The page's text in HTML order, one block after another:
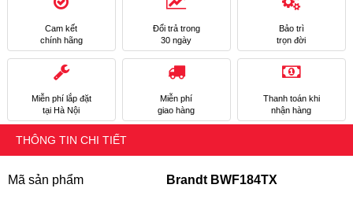
Cam kết
chính hãng
Đổi trả trong
30 ngày
Bảo trì
trọn đời
Miễn phí lắp đặt
tại Hà Nội
Miễn phí
giao hàng
Thanh toán khi
nhận hàng
THÔNG TIN CHI TIẾT
Mã sản phẩm Brandt BWF184TX